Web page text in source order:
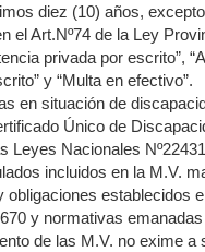
diez (10) años,
el Art.Nº74 de la Ley
privada por escrito”,
y “Multa en efectivo”.
en situación de
Único de
Leyes Nacionales
incluidos en la M.V.
obligaciones establecidos
y normativas
de las M.V. no exime a